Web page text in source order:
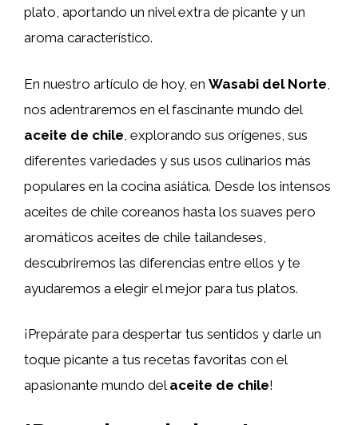
plato, aportando un nivel extra de picante y un
aroma característico.
En nuestro artículo de hoy, en Wasabi del Norte
nos adentraremos en el fascinante mundo del
aceite de chile , explorando sus orígenes, sus
diferentes variedades y sus usos culinarios más
populares en la cocina asiática. Desde los intensos
aceites de chile coreanos hasta los suaves pero
aromáticos aceites de chile tailandeses,
descubriremos las diferencias entre ellos y te
ayudaremos a elegir el mejor para tus platos.
¡Prepárate para despertar tus sentidos y darle un
toque picante a tus recetas favoritas con el
apasionante mundo del aceite de chile!